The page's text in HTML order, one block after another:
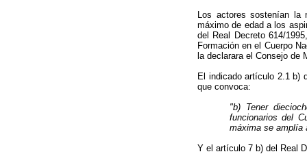
Los actores sostenían la
máximo de edad a los
del Real Decreto 614/
Formación en el Cuerpo
la declararael Consejo de
El indicado artículo 2.1 b)
que convoca:
"b) Tener
funcionarios del
máxima se amplía
Y el artículo 7 b) del Real